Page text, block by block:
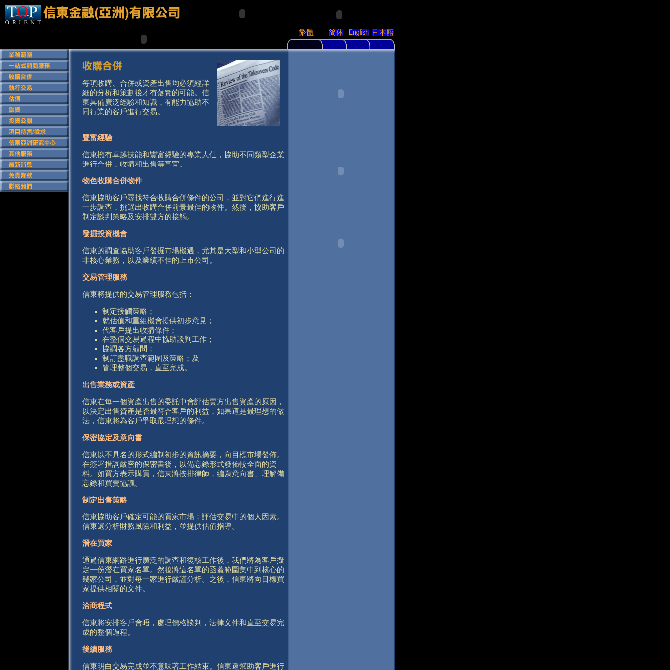
每項收購、合併或資產出售均必須經詳
細的分析和策劃後才有落實的可能。信
東具備廣泛經驗和知識，有能力協助不
同行業的客戶進行交易。
豐富經驗
信東擁有卓越技能和豐富經驗的專業人仕，協助不同類型企業
進行合併，收購和出售等事宜。
物色收購合併物件
信東協助客戶尋找符合收購合併條件的公司，並對它們進行進
一步調查，挑選出收購合併前景最佳的物件。然後，協助客戶
制定談判策略及安排雙方的接觸。
發掘投資機會
信東的調查協助客戶發掘市場機遇，尤其是大型和小型公司的
非核心業務，以及業績不佳的上市公司。
交易管理服務
信東將提供的交易管理服務包括：
制定接觸策略；
就估值和重組機會提供初步意見；
代客戶提出收購條件；
在整個交易過程中協助談判工作；
協調各方顧問；
制訂盡職調查範圍及策略；及
管理整個交易，直至完成。
出售業務或資產
信東在每一個資產出售的委託中會評估賣方出售資產的原因，
以決定出售資產是否最符合客戶的利益，如果這是最理想的做
法，信東將為客戶爭取最理想的條件。
保密協定及意向書
信東以不具名的形式編制初步的資訊摘要，向目標市場發佈。
在簽署措詞嚴密的保密書後，以備忘錄形式發佈較全面的資
料。如買方表示購買，信東將按排律師，編寫意向書、理解備
忘錄和買賣協議。
制定出售策略
信東協助客戶確定可能的買家市場；評估交易中的個人因素。
信東還分析財務風險和利益，並提供估值指導。
潛在買家
通過信東網路進行廣泛的調查和復核工作後，我們將為客戶擬
定一份潛在買家名單。然後將這名單的函蓋範圍集中到核心的
幾家公司，並對每一家進行嚴謹分析。之後，信東將向目標買
家提供相關的文件。
洽商程式
信東將安排客戶會晤，處理價格談判，法律文件和直至交易完
成的整個過程。
後續服務
信東明白交易完成並不意味著工作結束。信東還幫助客戶進行